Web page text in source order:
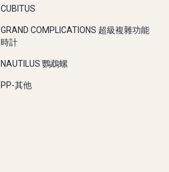
CUBITUS
GRAND COMPLICATIONS 超級複雜功能
時計
NAUTILUS 鸚鵡螺
PP-其他